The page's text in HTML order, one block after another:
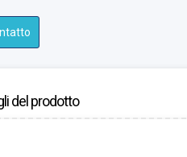
del prodotto